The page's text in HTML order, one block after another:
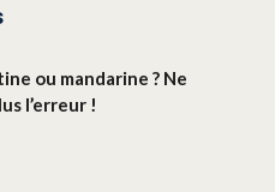
ou mandarine ? Ne
l’erreur !